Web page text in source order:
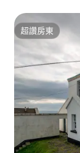
超讚房東
超讚房東